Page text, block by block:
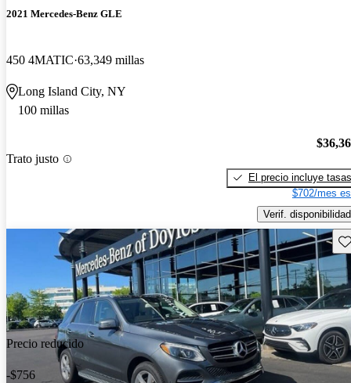
2021 Mercedes-Benz GLE
450 4MATIC 63,349 millas
Long Island City, NY
100 millas
Trato justo
El precio incluye tasas
$702/mes
Verif. disponibilidad
Precio reducido
-$756